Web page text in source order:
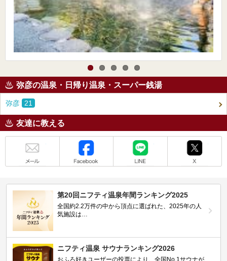
弥彦の温泉・日帰り温泉・スーパー銭湯
弥彦 21
友達に教える
第20回ニフティ温泉年間ランキング2025
全国約2.2万件の中から頂点に選ばれた、2025年の人
気施設は…
ニフティ温泉 サウナランキング2026
おふろ好きユーザーの投票により、全国No.1サウナが